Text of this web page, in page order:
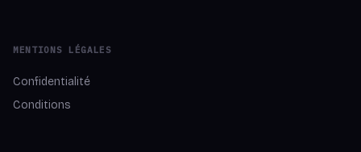
MENTIONS LÉGALES
Confidentialité
Conditions